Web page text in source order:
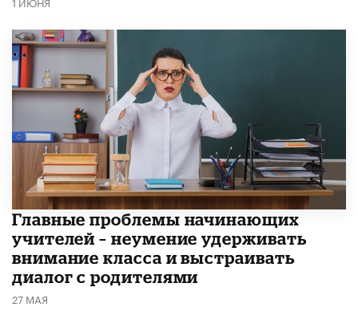
Главные проблемы начинающих
учителей – неумение удерживать
внимание класса и выстраивать
диалог с родителями
27 МАЯ